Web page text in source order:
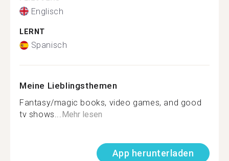
Englisch
LERNT
Spanisch
Meine Lieblingsthemen
Fantasy/magic books, video games, and good
tv shows...Mehr lesen
App herunterladen